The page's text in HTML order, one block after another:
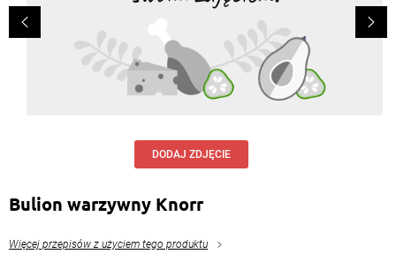
, 16.11.2016
Mniam mniam
Odpowiedz
Dziękujemy za czujność :-)
Katarzyna Wiśniewska-Skoczek
DODAJ ZDJĘCIE
Bulion warzywny Knorr
Więcej przepisów z użyciem tego produktu